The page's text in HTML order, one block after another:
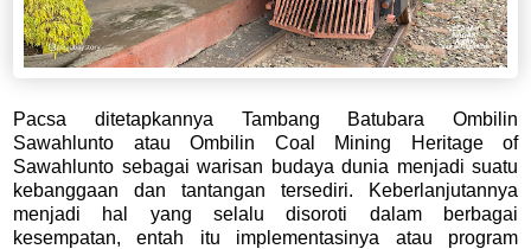
Pacsa ditetapkannya Tambang Batubara Ombilin
Sawahlunto atau Ombilin Coal Mining Heritage of
Sawahlunto sebagai warisan budaya dunia menjadi suatu
kebanggaan dan tantangan tersediri. Keberlanjutannya
menjadi hal yang selalu disoroti dalam berbagai
kesempatan, entah itu implementasinya atau program